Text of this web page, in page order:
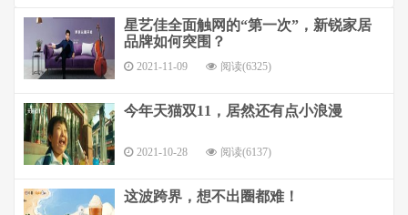
星艺佳全面触网的“第一次”，新锐家居
品牌如何突围？
2021-11-09 阅读(6325)
今年天猫双11，居然还有点小浪漫
2021-10-28 阅读(6137)
这波跨界，想不出圈都难！